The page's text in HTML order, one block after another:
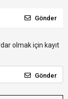
Gönder
olmak için kayıt
Gönder